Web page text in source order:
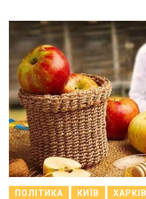
ПОЛІТИКА КИЇВ ХАРКІВ